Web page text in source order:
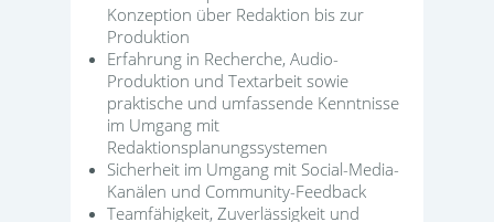
Konzeption über Redaktion bis zur
Produktion
Erfahrung in Recherche, Audio-
Produktion und Textarbeit sowie
praktische und umfassende Kenntnisse
im Umgang mit
Redaktionsplanungssystemen
Sicherheit im Umgang mit Social-Media-
Kanälen und Community-Feedback
Teamfähigkeit, Zuverlässigkeit und